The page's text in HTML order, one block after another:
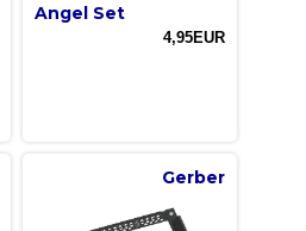
Angel Set
4,95EUR
Gerber